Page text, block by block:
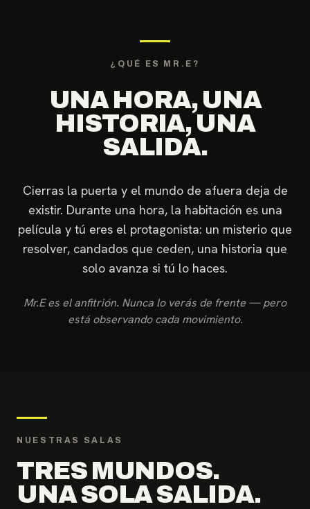
¿QUÉ ES MR.E?
UNA HORA, UNA
HISTORIA, UNA
SALIDA.
Cierras la puerta y el mundo de afuera deja de
existir. Durante una hora, la habitación es una
película y tú eres el protagonista: un misterio que
resolver, candados que ceden, una historia que
solo avanza si tú lo haces.
Mr.E es el anfitrión. Nunca lo verás de frente — pero
está observando cada movimiento.
NUESTRAS SALAS
TRES MUNDOS.
UNA SOLA SALIDA.